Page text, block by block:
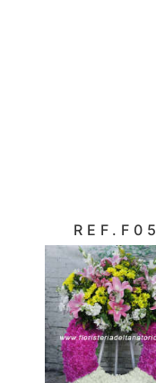
REF.F05